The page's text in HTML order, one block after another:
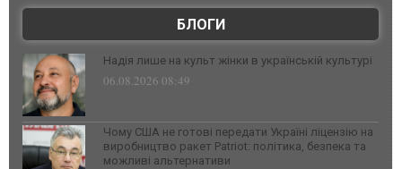
БЛОГИ
Надія лише на культ жінки в українській культурі
06.08.2026 08:49
Чому США не готові передати Україні ліцензію на
виробництво ракет Patriot: політика, безпека та
можливі альтернативи